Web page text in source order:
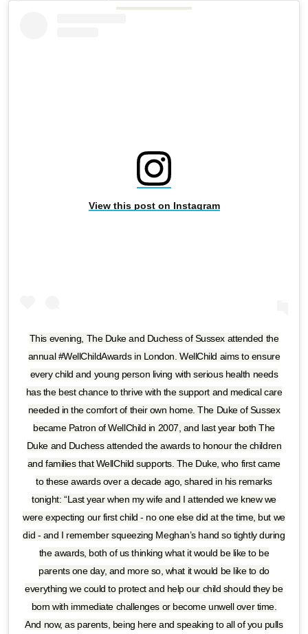
View this post on Instagram
This evening, The Duke and Duchess of Sussex attended the
annual #WellChildAwards in London. WellChild aims to ensure
every child and young person living with serious health needs
has the best chance to thrive with the support and medical care
needed in the comfort of their own home. The Duke of Sussex
became Patron of WellChild in 2007, and last year both The
Duke and Duchess attended the awards to honour the children
and families that WellChild supports. The Duke, who first came
to these awards over a decade ago, shared in his remarks
tonight: “Last year when my wife and I attended we knew we
were expecting our first child - no one else did at the time, but we
did - and I remember squeezing Meghan’s hand so tightly during
the awards, both of us thinking what it would be like to be
parents one day, and more so, what it would be like to do
everything we could to protect and help our child should they be
born with immediate challenges or become unwell over time.
And now, as parents, being here and speaking to all of you pulls